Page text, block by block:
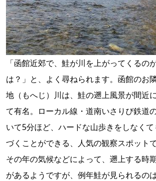
「函館近郊で、鮭が川を上がってくるの
は？」と、よく尋ねられます。函館のお
地（もへじ）川は、鮭の遡上風景が間近
て有名。ローカル線・道南いさりび鉄道
いて5分ほど、ハードな山歩きをしなく
づくことができる、人気の観察スポットで
その年の気候などによって、遡上する時
があるようですが、例年鮭が見られるの